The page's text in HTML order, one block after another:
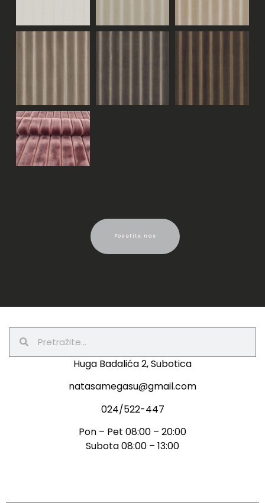
Posetite nas
Huga Badalića 2, Subotica
natasamegasu@gmail.com
024/522-447
Pon – Pet 08:00 – 20:00
Subota 08:00 – 13:00